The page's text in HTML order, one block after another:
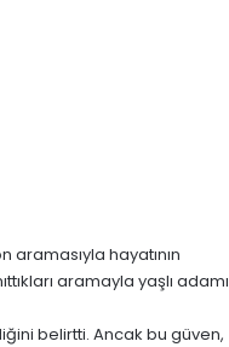
aramasıyla hayatının
aramayla yaşlı adamı
belirtti. Ancak bu güven,